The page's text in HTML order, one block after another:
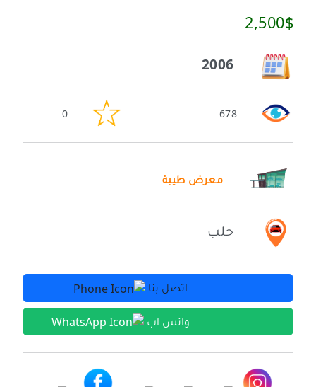
2,500$
2006
678
0
معرض طيبة
حلب
اتصل بنا
واتس اب